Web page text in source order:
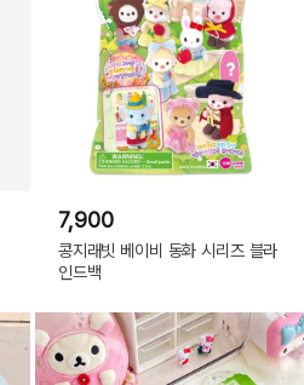
7,900
콩지래빗 베이비 동화 시리즈 블라
인드백